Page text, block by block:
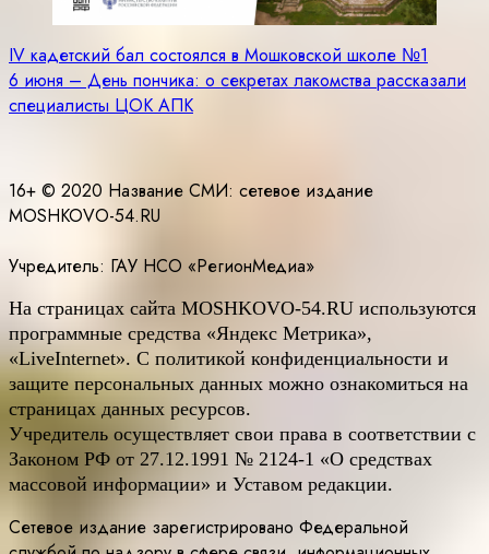
Навигация
по
IV кадетский бал состоялся в Мошковской школе №1
6 июня – День пончика: о секретах лакомства рассказали
специалисты ЦОК АПК
16+ © 2020 Название СМИ: cетевое издание
MOSHKOVO-54.RU
Учредитель: ГАУ НСО «РегионМедиа»
На страницах сайта MOSHKOVO-54.RU используются
программные средства «Яндекс Метрика»,
«LiveInternet». С политикой конфиденциальности и
защите персональных данных можно ознакомиться на
страницах данных ресурсов.
Учредитель осуществляет свои права в соответствии с
Законом РФ от 27.12.1991 № 2124-1 «О средствах
массовой информации» и Уставом редакции.
Сетевое издание зарегистрировано Федеральной